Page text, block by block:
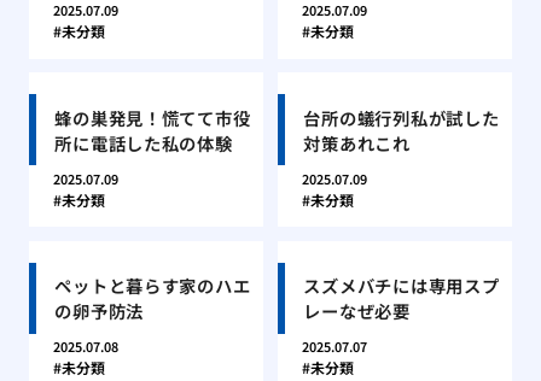
2025.07.09
未分類
2025.07.09
未分類
蜂の巣発見！慌てて市役
所に電話した私の体験
2025.07.09
未分類
台所の蟻行列私が試した
対策あれこれ
2025.07.09
未分類
ペットと暮らす家のハエ
の卵予防法
2025.07.08
未分類
スズメバチには専用スプ
レーなぜ必要
2025.07.07
未分類